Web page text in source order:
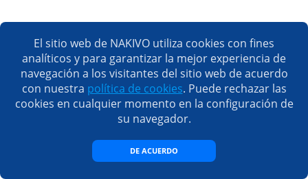
Facilidad de uso
NAKIVO Backup & Replication es una solución fácil de
usar, que cuenta con una interfaz web sencilla e
intuitiva. Así, puede empezar a gestionar la
protección de datos de máquinas virtuales desde
de usuario basada en web incluye los siguientes
El sitio web de NAKIVO utiliza cookies con fines
analíticos y para garantizar la mejor experiencia de
navegación a los visitantes del sitio web de acuerdo
con nuestra política de cookies. Puede rechazar las
cookies en cualquier momento en la configuración de
su navegador.
DE ACUERDO